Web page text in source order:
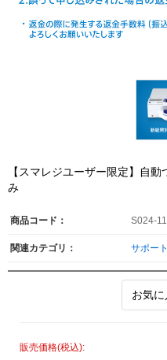
【スマレジユーザー限定】自
み
商品コード： S024-
関連カテゴリ： サポート
お気
販売価格(税込):